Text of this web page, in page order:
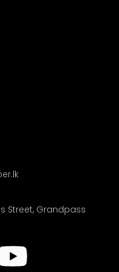
Street, Grandpass